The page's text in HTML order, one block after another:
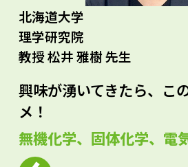
北海道大学
理学研究院
教授 松井 雅樹 先生
興味が湧いてきたら、こ
メ！
無機化学、固体化学、電